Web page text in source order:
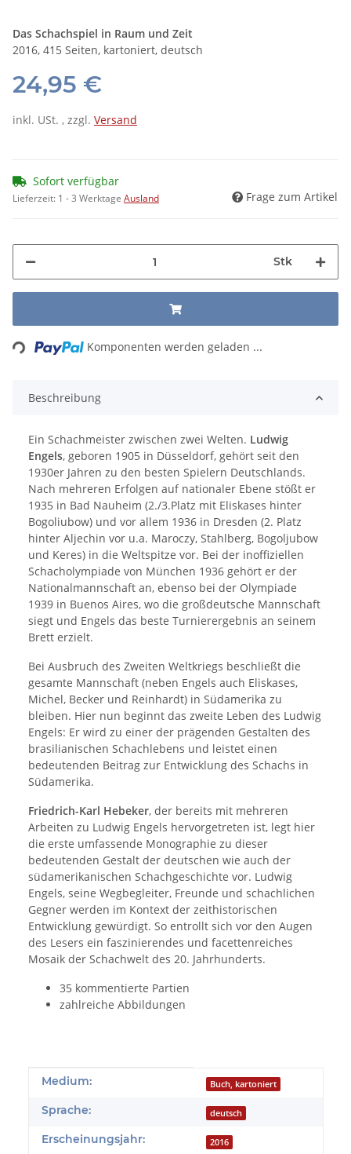
Das Schachspiel in Raum und Zeit
2016, 415 Seiten, kartoniert, deutsch
24,95 €
inkl. USt. , zzgl. Versand
Sofort verfügbar
Lieferzeit: 1 - 3 Werktage Ausland Frage zum Artikel
Stk
Loading... Komponenten werden geladen ...
Beschreibung
Ein Schachmeister zwischen zwei Welten. Ludwig
Engels, geboren 1905 in Düsseldorf, gehört seit den
1930er Jahren zu den besten Spielern Deutschlands.
Nach mehreren Erfolgen auf nationaler Ebene stößt er
1935 in Bad Nauheim (2./3.Platz mit Eliskases hinter
Bogoliubow) und vor allem 1936 in Dresden (2. Platz
hinter Aljechin vor u.a. Maroczy, Stahlberg, Bogoljubow
und Keres) in die Weltspitze vor. Bei der inoffiziellen
Schacholympiade von München 1936 gehört er der
Nationalmannschaft an, ebenso bei der Olympiade
1939 in Buenos Aires, wo die großdeutsche Mannschaft
siegt und Engels das beste Turnierergebnis an seinem
Brett erzielt.
Bei Ausbruch des Zweiten Weltkriegs beschließt die
gesamte Mannschaft (neben Engels auch Eliskases,
Michel, Becker und Reinhardt) in Südamerika zu
bleiben. Hier nun beginnt das zweite Leben des Ludwig
Engels: Er wird zu einer der prägenden Gestalten des
brasilianischen Schachlebens und leistet einen
bedeutenden Beitrag zur Entwicklung des Schachs in
Südamerika.
Friedrich-Karl Hebeker, der bereits mit mehreren
Arbeiten zu Ludwig Engels hervorgetreten ist, legt hier
die erste umfassende Monographie zu dieser
bedeutenden Gestalt der deutschen wie auch der
südamerikanischen Schachgeschichte vor. Ludwig
Engels, seine Wegbegleiter, Freunde und schachlichen
Gegner werden im Kontext der zeithistorischen
Entwicklung gewürdigt. So entrollt sich vor den Augen
des Lesers ein faszinierendes und facettenreiches
Mosaik der Schachwelt des 20. Jahrhunderts.
35 kommentierte Partien
zahlreiche Abbildungen
Produkteigenschaft
Wert
Medium: Buch, kartoniert
Sprache: deutsch
Erscheinungsjahr: 2016